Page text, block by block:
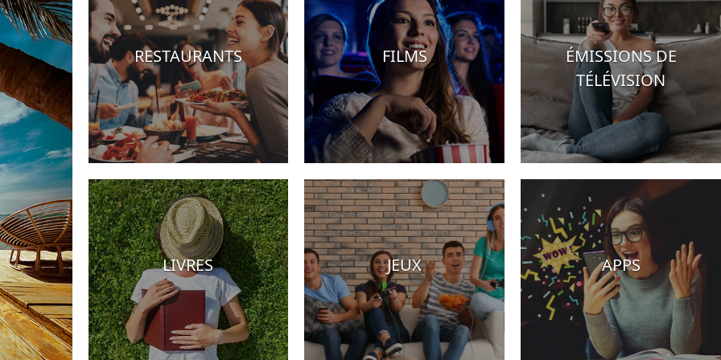
Hotels
RESTAURANTS FILMS
ÉMISSIONS DE
TÉLÉVISION
LIVRES JEUX APPS